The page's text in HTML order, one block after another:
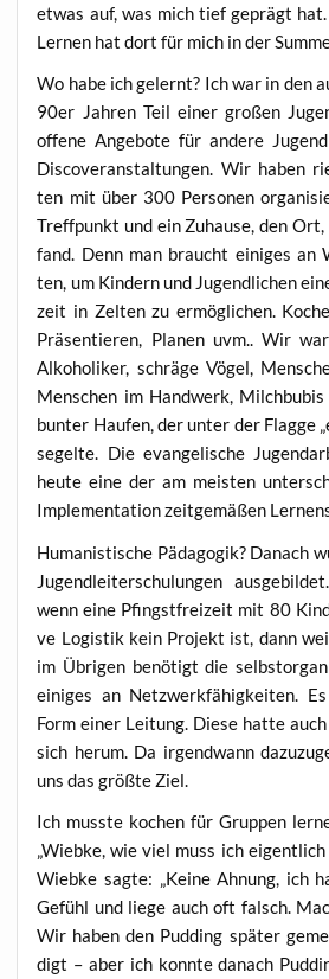
etwas auf, was mich tief geprägt
Ler­nen hat dort für mich in der
Wo habe ich gelernt? Ich war in den
90er Jah­ren Teil einer gro­ßen
offe­ne Ange­bo­te für ande­re
Dis­co­ver­an­stal­tun­gen. Wir haben
ten mit über 300 Per­so­nen
Treff­punkt und ein Zuhau­se, den
fand. Denn man braucht eini­ges an
ten, um Kin­dern und Jugend­li­chen
zeit in Zel­ten zu ermög­li­chen.
Prä­sen­tie­ren, Pla­nen uvm.. Wir
Alko­ho­li­ker, schrä­ge Vögel,
Men­schen im Hand­werk,
bun­ter Hau­fen, der unter der Flag­ge
segel­te. Die evan­ge­li­sche
heu­te eine der am meis­ten
Imple­men­ta­ti­on zeit­ge­mä­ßen
Huma­nis­ti­sche Päd­ago­gik? Danach
Jugend­lei­ter­schu­lun­gen
wenn eine Pfingst­frei­zeit mit 80
ve Logis­tik kein Pro­jekt ist, dann
im Übri­gen benö­tigt die
eini­ges an Netz­werk­fä­hig­kei­ten.
Form einer Lei­tung. Die­se hat­te
sich her­um. Da irgend­wann
uns das größ­te Ziel.
Ich muss­te kochen für Grup­pen
„Wieb­ke, wie viel muss ich eigent­lich
Wieb­ke sag­te: „Kei­ne Ahnung, ich
Gefühl und lie­ge auch oft falsch.
Wir haben den Pud­ding spä­ter
digt – aber ich konn­te danach